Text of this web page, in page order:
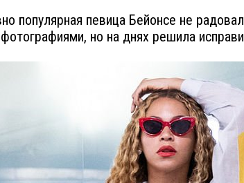
популярная певица Бейонсе не
но на днях решила